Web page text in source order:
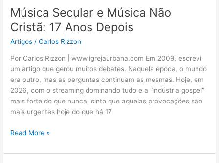
Música Secular e Música Não
Cristã: 17 Anos Depois
Artigos /Carlos Rizzon
Por Carlos Rizzon | www.igrejaurbana.com Em 2009, escrevi
um artigo que gerou muitos debates. Naquela época, o mundo
era outro, mas as perguntas continuam as mesmas. Hoje, em
2026, com o streaming dominando tudo e a “indústria gospel”
mais forte do que nunca, sinto que aquelas provocações são
mais urgentes hoje do que há 17
Música
Secular
e
Música
Depois
Read More »